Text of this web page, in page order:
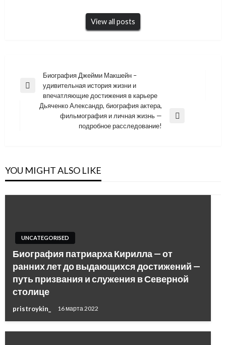
View all posts
Навигация
по
записям
Previous
Биография Джейми Макшейн –
удивительная история жизни и
впечатляющие достижения в карьере
Дьяченко Александр, биография актера,
фильмография и личная жизнь —
подробное расследование!
YOU MIGHT ALSO LIKE
UNCATEGORISED
Биография патриарха Кирилла — от
ранних лет до выдающихся достижений —
путь призвания и служения в Северной
столице
pristroykin_ 16 марта 2022